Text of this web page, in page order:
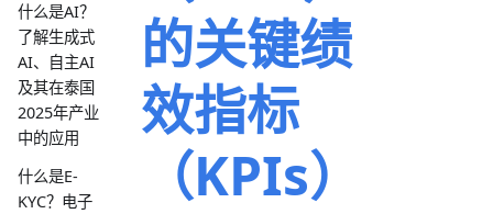
什么是AI？
了解生成式
AI、自主AI
及其在泰国
2025年产业
中的应用
什么是E-
KYC？电子
的关键绩
效指标
（KPIs）